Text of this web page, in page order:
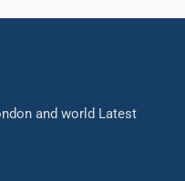
and world Latest